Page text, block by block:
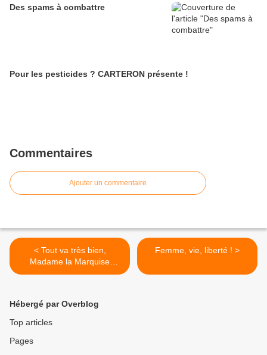
Des spams à combattre
Pour les pesticides ? CARTERON présente !
Commentaires
Ajouter un commentaire
< Tout va très bien,
Madame la Marquise
LARDET
Femme, vie, liberté ! >
Hébergé par Overblog
Top articles
Pages